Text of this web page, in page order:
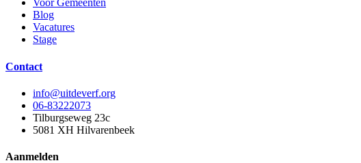
Voor Gemeenten
Blog
Vacatures
Stage
Contact
info@uitdeverf.org
06-83222073
Tilburgseweg 23c
5081 XH Hilvarenbeek
Aanmelden